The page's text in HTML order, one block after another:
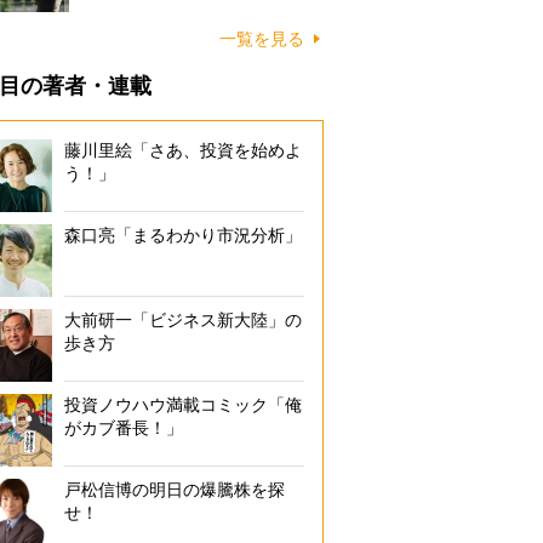
一覧を見る
の著者・連載
藤川里絵「さあ、投資を始めよ
う！」
森口亮「まるわかり市況分析」
大前研一「ビジネス新大陸」の
歩き方
投資ノウハウ満載コミック「俺
がカブ番長！」
戸松信博の明日の爆騰株を探
せ！